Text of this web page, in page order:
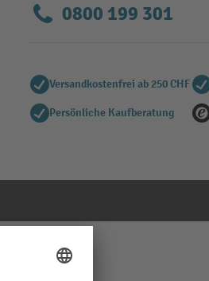
0800 199 301
Versandkostenfrei ab 250 CHF
Persönliche Kaufberatung